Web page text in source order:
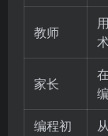
教师
家长
编程初